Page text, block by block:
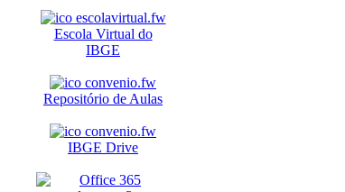
Escola Virtual do
IBGE
Repositório de Aulas
IBGE Drive